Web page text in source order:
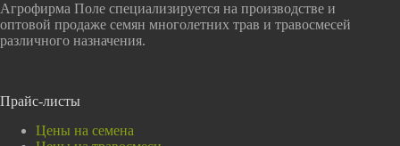
Агрофирма Поле специализируется на производстве и
оптовой продаже семян многолетних трав и травосмесей
различного назначения.
Прайс-листы
Цены на семена